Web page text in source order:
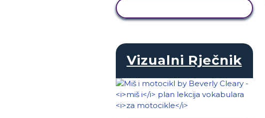
Vizualni Rječnik